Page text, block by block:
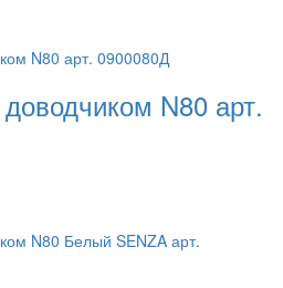
N80 арт.